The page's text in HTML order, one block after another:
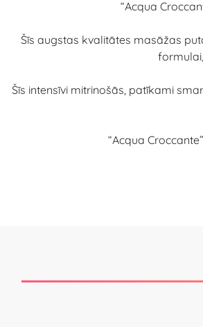
“Acqua
Šīs augstas kvalitātes masāžas
Šīs intensīvi mitrinošās, patīkami
“Acqua